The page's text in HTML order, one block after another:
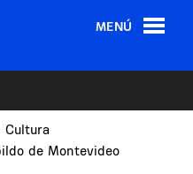
MENÚ
Cultura
de Montevideo